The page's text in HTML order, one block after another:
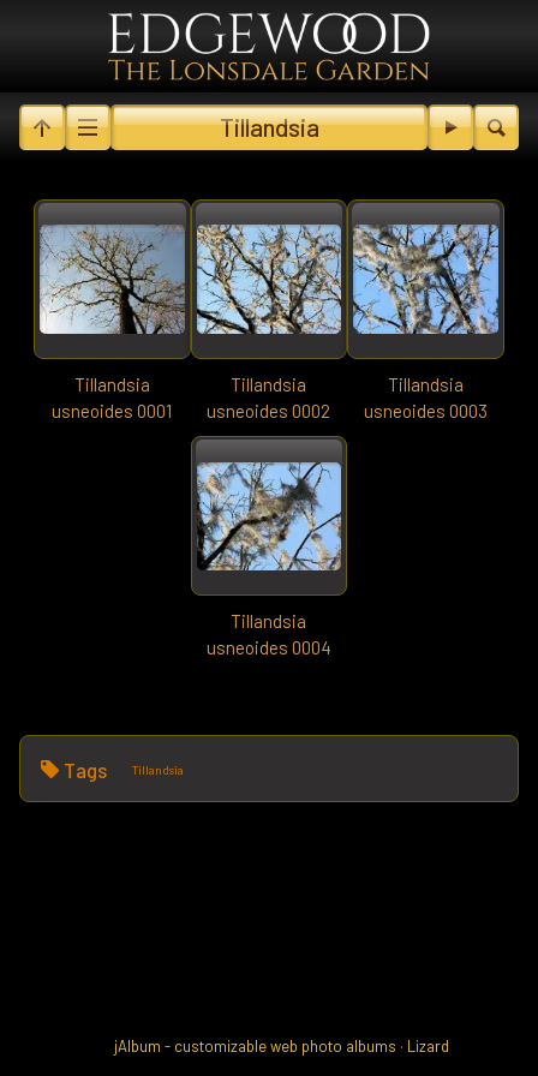
Tillandsia
Tillandsia
usneoides 0001
Tillandsia
usneoides 0002
Tillandsia
usneoides 0003
Tillandsia
usneoides 0004
Tags Tillandsia
jAlbum - customizable web photo albums · Lizard